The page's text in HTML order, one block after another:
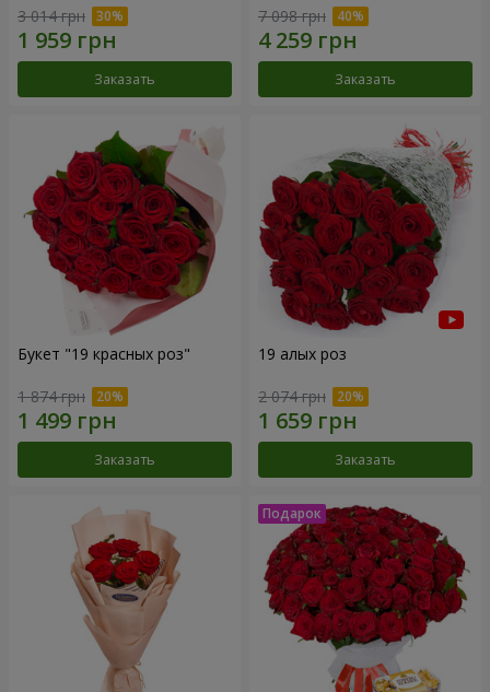
3 014 грн
Заказать
7 098 грн
Заказать
Букет "19 красных роз"
1 874 грн
Заказать
19 алых роз
2 074 грн
Заказать